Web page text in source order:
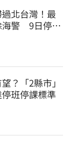
北台灣！最
海警 9日停班
？「2縣市」
班停課標準